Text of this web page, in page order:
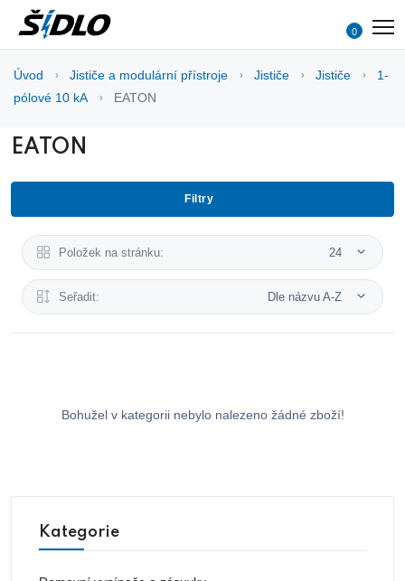
0
Úvod Jističe a modulární přístroje Jističe Jističe
1-
pólové 10 kA
EATON
EATON
Filtry
Položek na stránku: 24
Seřadit: Dle názvu A-Z
Bohužel v kategorii nebylo nalezeno žádné zboží!
Kategorie